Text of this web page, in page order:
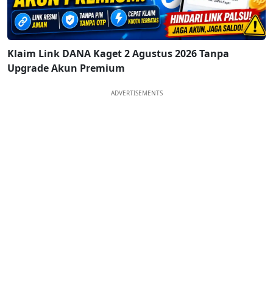
Klaim Link DANA Kaget 2 Agustus 2026 Tanpa
Upgrade Akun Premium
ADVERTISEMENTS